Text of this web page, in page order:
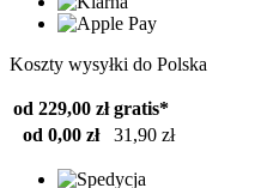
Koszty wysyłki do Polska
od 229,00 zł gratis*
od 0,00 zł
31,90 zł